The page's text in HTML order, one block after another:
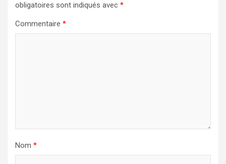
obligatoires sont indiqués avec *
Commentaire *
Nom *